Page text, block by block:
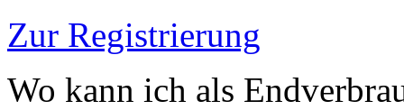
Zur Registrierung
Wo kann ich als